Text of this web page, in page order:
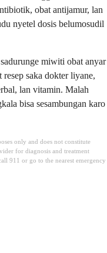
obat antijamur, lan
nyetel dosis belumosudil
miwiti obat anyar
saka dokter liyane,
lan vitamin. Malah
bisa sesambungan karo
only and does not constitute
for diagnosis and treatment
911 or go to the nearest emergency